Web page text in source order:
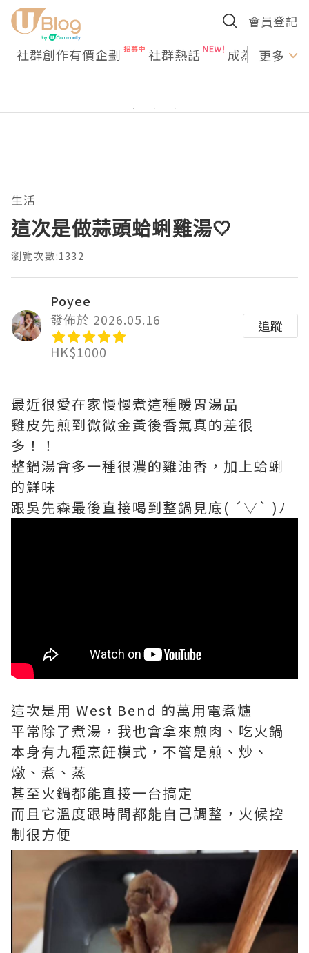
會員登記
社群創作有價企劃 社群熱話 成為U更多
生活
這次是做蒜頭蛤蜊雞湯🤍
瀏覽次數:1332
Poyee
發佈於 2026.05.16
HK$1000
追蹤
最近很愛在家慢慢煮這種暖胃湯品
雞皮先煎到微微金黃後香氣真的差很
多！！
整鍋湯會多一種很濃的雞油香，加上蛤蜊
的鮮味
跟吳先森最後直接喝到整鍋見底( ´▽` )ﾉ
這次是用 West Bend 的萬用電煮爐
平常除了煮湯，我也會拿來煎肉、吃火鍋
本身有九種烹飪模式，不管是煎、炒、
燉、煮、蒸
甚至火鍋都能直接一台搞定
而且它溫度跟時間都能自己調整，火候控
制很方便